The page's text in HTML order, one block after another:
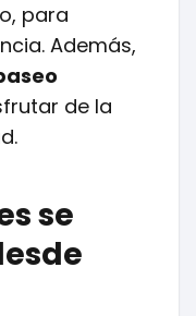
para
Además,
de la
se